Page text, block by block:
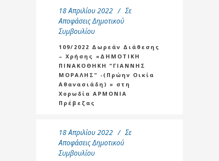
18 Απριλίου 2022
Σε
Αποφάσεις Δημοτικού
Συμβουλίου
109/2022 Δωρεάν Διάθεσης
– Χρήσης «ΔΗΜΟΤΙΚΗ
ΠΙΝΑΚΟΘΗΚΗ “ΓΙΑΝΝΗΣ
ΜΟΡΑΛΗΣ” -(Πρώην Οικία
Αθανασιάδη) » στη
Χορωδία ΑΡΜΟΝΙΑ
Πρέβεζας
18 Απριλίου 2022
Σε
Αποφάσεις Δημοτικού
Συμβουλίου